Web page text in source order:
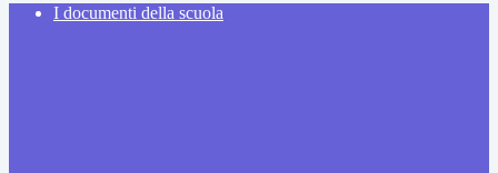
I documenti della scuola